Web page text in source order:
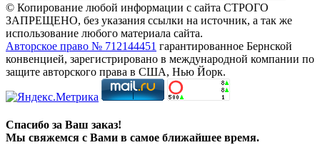
© Копирование любой информации с сайта СТРОГО
ЗАПРЕЩЕНО, без указания ссылки на источник, а так же
использование любого материала сайта.
Авторское право № 712144451 гарантированное Бернской
конвенцией, зарегистрировано в международной компании по
защите авторского права в США, Нью Йорк.
Спасибо за Ваш заказ!
Мы свяжемся с Вами в самое ближайшее время.